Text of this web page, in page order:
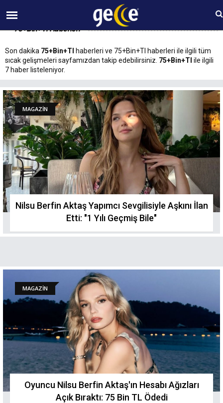
06 AĞUSTOS Perşembe 05:21
75+Bin+Tl Haberleri
Son dakika 75+Bin+Tl
haberleri ve 75+Bin+Tl haberleri ile ilgili tüm
sıcak gelişmeleri sayfamızdan takip edebilirsiniz. 75+Bin+Tl ile ilgili
7 haber listeleniyor.
MAGAZİN
Nilsu Berfin Aktaş Yapımcı Sevgilisiyle Aşkını İlan
Etti: "1 Yılı Geçmiş Bile"
MAGAZİN
Oyuncu Nilsu Berfin Aktaş'ın Hesabı Ağızları
Açık Bıraktı: 75 Bin TL Ödedi